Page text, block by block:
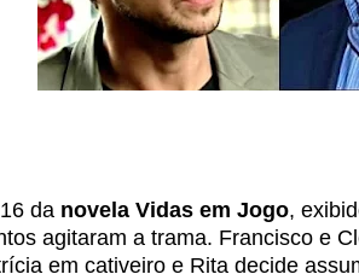
da novela Vidas em Jogo,
agitaram a trama. Francisco e
em cativeiro e Rita decide